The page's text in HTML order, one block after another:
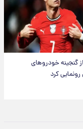
گنجینه خودروهای
کرد